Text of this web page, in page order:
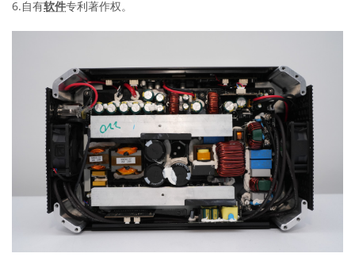
6.自有软件专利著作权。